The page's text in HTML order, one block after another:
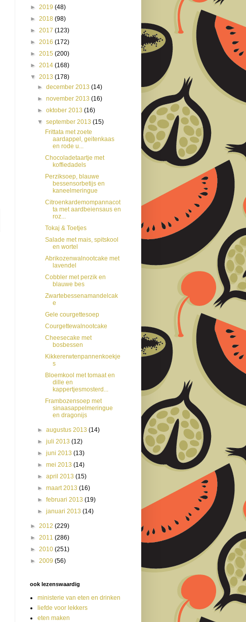
► 2019 (48)
► 2018 (98)
► 2017 (123)
► 2016 (172)
► 2015 (200)
► 2014 (168)
▼ 2013 (178)
►december 2013(14)
►november 2013(16)
►oktober 2013(16)
▼september 2013(15)
Frittata met zoete
aardappel, geitenkaas
en rode u...
Chocoladetaartje met
koffiedadels
Perziksoep, blauwe
bessensorbetijs en
kaneelmeringue
Citroenkardemompannacot
ta met aardbeiensaus en
roz...
Tokaj & Toetjes
Salade met mais, spitskool
en wortel
Abrikozenwalnootcake met
lavendel
Cobbler met perzik en
blauwe bes
Zwartebessenamandelcak
e
Gele courgettesoep
Courgettewalnootcake
Cheesecake met
bosbessen
Kikkererwtenpannenkoekje
s
Bloemkool met tomaat en
dille en
kappertjesmosterd...
Frambozensoep met
sinaasappelmeringue
en dragonijs
►augustus 2013(14)
►juli 2013(12)
►juni 2013(13)
►mei 2013(14)
►april 2013(15)
►maart 2013(16)
►februari 2013(19)
►januari 2013(14)
► 2012 (229)
► 2011 (286)
► 2010 (251)
► 2009 (56)
ook lezenswaardig
ministerie van eten en drinken
liefde voor lekkers
eten maken